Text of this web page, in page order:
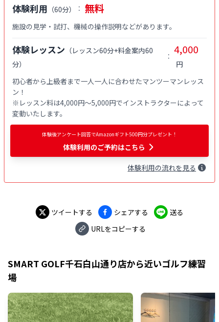
体験利用 （60分） ： 無料
施設の見学・試打、機械の操作説明などがあります。
体験レッスン （レッスン60分+料金案内60
分）
： 4,000
円
初心者から上級者まで一人一人に合わせたマンツーマンレッス
ン！
※レッスン料は4,000円〜5,000円でインストラクターによって
変動いたします。
体験後アンケート回答でAmazonギフト500円分プレゼント！
体験利用のご予約はこちら
体験利用の流れを見る
ツイートする シェアする
送る
URLをコピーする
SMART GOLF千石白山通り店から近いゴルフ練習
場